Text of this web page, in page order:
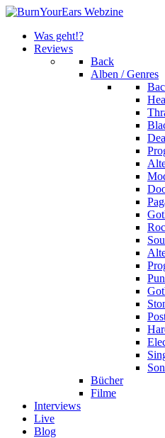
Was geht!?
Reviews
Back
Alben / Genres
Bücher
Filme
Interviews
Live
Blog